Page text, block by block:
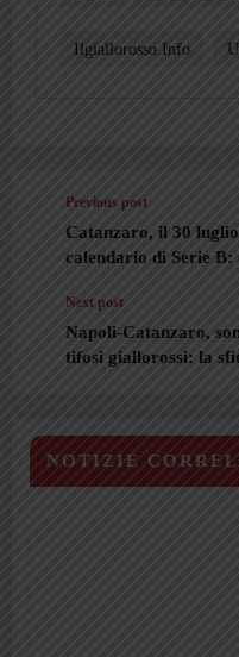
Ilgiallorosso.info
Previous post
Catanzaro, il 30
calendario di Serie B:
Next post
Napoli-Catanzaro,
tifosi giallorossi: la
NOTIZIE